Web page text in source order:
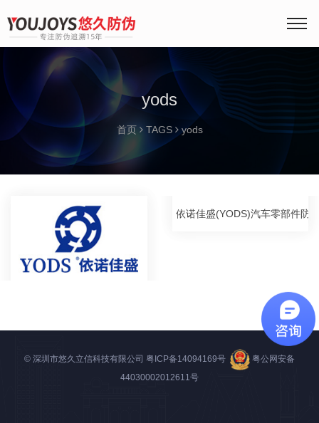
yods
首页 TAGS yods
依诺佳盛(YODS)汽车零部件防
© 深圳市悠久立信科技有限公司 粤ICP备14094169号
粤公网安备
44030002012611号